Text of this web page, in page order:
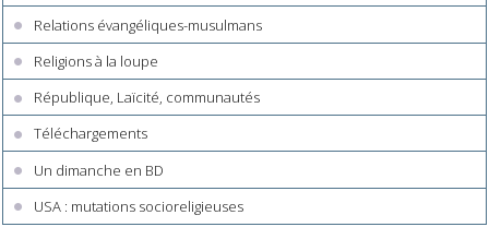
Relations évangéliques-musulmans
Religions à la loupe
République, Laïcité, communautés
Téléchargements
Un dimanche en BD
USA : mutations socioreligieuses